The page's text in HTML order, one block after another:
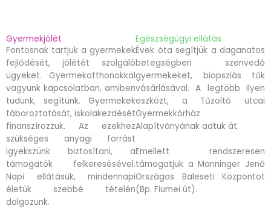
Gyermekjólét
Fontosnak tartjuk a gyermekek
fejlődését, jólétét szolgáló
ügyeket. Gyermekotthonokkal
vagyunk kapcsolatban, amiben
tudunk, segítünk. Gyermekek
táboroztatását, iskolakezdését
finanszírozzuk. Az ezekhez
szükséges anyagi forrást
igyekszünk biztosítani, a
támogatók felkeresésével.
Napi ellátásuk, mindennapi
életük szebbé tételén
dolgozunk.
Egészségügyi ellátás
Évek óta segítjük a daganatos
betegségben szenvedő
gyermekeket, biopsziás tűk
vásárlásával. A legtöbb ilyen
eszközt, a Tűzoltó utcai
Gyermekkórház
Alapítványának adtuk át.
Emellett rendszeresen
támogatjuk a Manninger Jenő
Országos Baleseti Központot
(Bp. Fiumei út).